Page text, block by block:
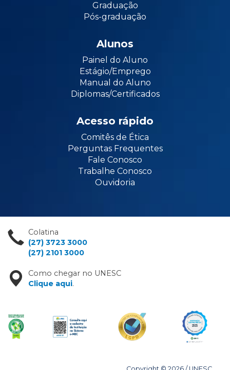
Graduação
Pós-graduação
Alunos
Painel do Aluno
Estágio/Emprego
Manual do Aluno
Diplomas/Certificados
Acesso rápido
Comitês de Ética
Perguntas Frequentes
Fale Conosco
Trabalhe Conosco
Ouvidoria
Colatina
(27) 3723 3000
(27) 2101 3000
Como chegar no UNESC
Clique aqui.